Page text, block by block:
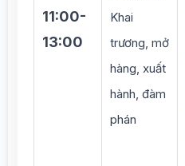
11:00-
13:00
Khai
trương, mở
hàng, xuất
hành, đàm
phán